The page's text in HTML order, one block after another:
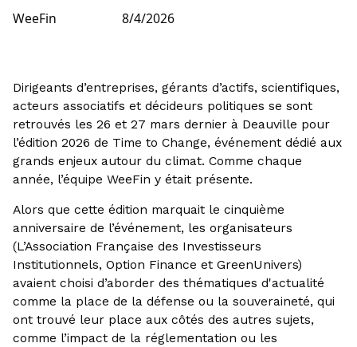
WeeFin 8/4/2026
Dirigeants d’entreprises, gérants d’actifs, scientifiques,
acteurs associatifs et décideurs politiques se sont
retrouvés les 26 et 27 mars dernier à Deauville pour
l’édition 2026 de Time to Change, événement dédié aux
grands enjeux autour du climat. Comme chaque
année, l’équipe WeeFin y était présente.
Alors que cette édition marquait le cinquième
anniversaire de l’événement, les organisateurs
(L’Association Française des Investisseurs
Institutionnels, Option Finance et GreenUnivers)
avaient choisi d’aborder des thématiques d'actualité
comme la place de la défense ou la souveraineté, qui
ont trouvé leur place aux côtés des autres sujets,
comme l’impact de la réglementation ou les